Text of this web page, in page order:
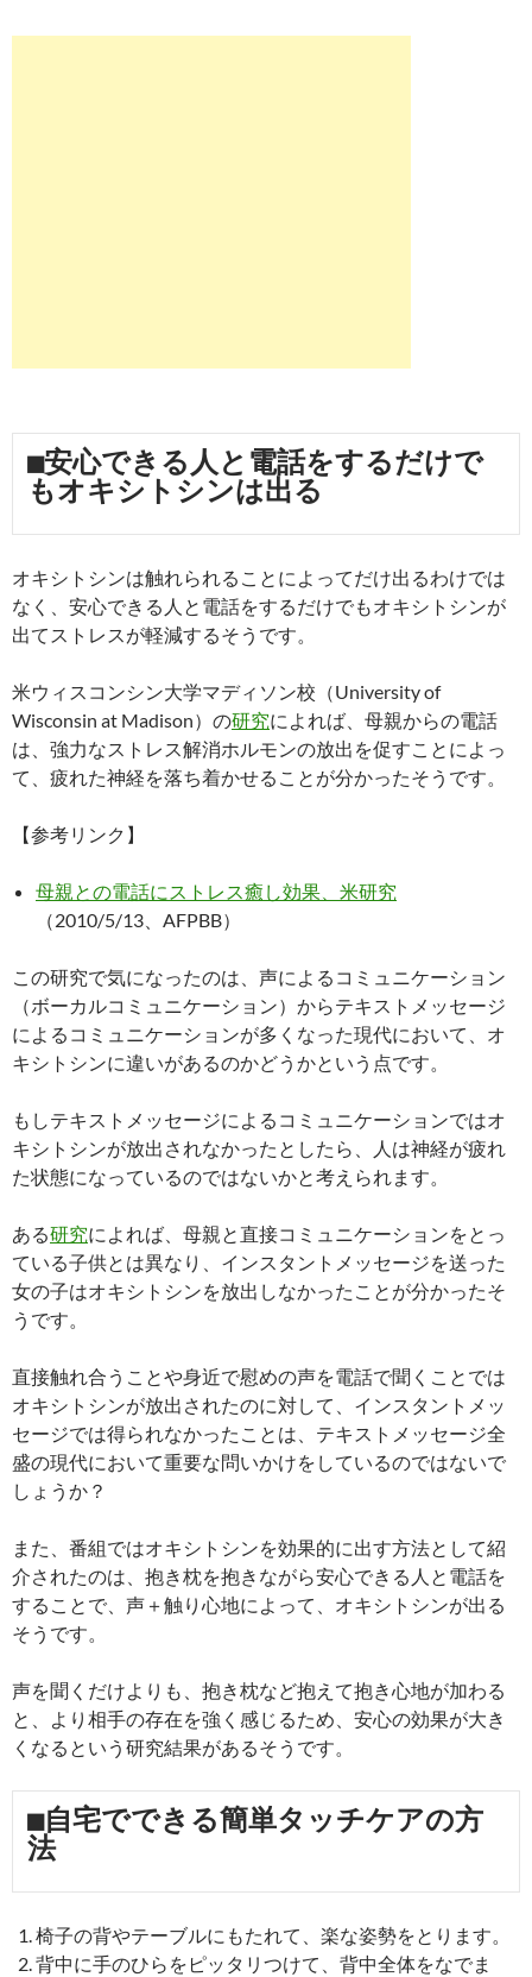
■安心できる人と電話をするだけで
もオキシトシンは出る
オキシトシンは触れられることによってだけ出るわけでは
なく、安心できる人と電話をするだけでもオキシトシンが
出てストレスが軽減するそうです。
米ウィスコンシン大学マディソン校（University of
Wisconsin at Madison）の研究によれば、母親からの電話
は、強力なストレス解消ホルモンの放出を促すことによっ
て、疲れた神経を落ち着かせることが分かったそうです。
【参考リンク】
母親との電話にストレス癒し効果、米研究
（2010/5/13、AFPBB）
この研究で気になったのは、声によるコミュニケーション
（ボーカルコミュニケーション）からテキストメッセージ
によるコミュニケーションが多くなった現代において、オ
キシトシンに違いがあるのかどうかという点です。
もしテキストメッセージによるコミュニケーションではオ
キシトシンが放出されなかったとしたら、人は神経が疲れ
た状態になっているのではないかと考えられます。
ある研究によれば、母親と直接コミュニケーションをとっ
ている子供とは異なり、インスタントメッセージを送った
女の子はオキシトシンを放出しなかったことが分かったそ
うです。
直接触れ合うことや身近で慰めの声を電話で聞くことでは
オキシトシンが放出されたのに対して、インスタントメッ
セージでは得られなかったことは、テキストメッセージ全
盛の現代において重要な問いかけをしているのではないで
しょうか？
また、番組ではオキシトシンを効果的に出す方法として紹
介されたのは、抱き枕を抱きながら安心できる人と電話を
することで、声＋触り心地によって、オキシトシンが出る
そうです。
声を聞くだけよりも、抱き枕など抱えて抱き心地が加わる
と、より相手の存在を強く感じるため、安心の効果が大き
くなるという研究結果があるそうです。
■自宅でできる簡単タッチケアの方
法
椅子の背やテーブルにもたれて、楽な姿勢をとります。
背中に手のひらをピッタリつけて、背中全体をなでま